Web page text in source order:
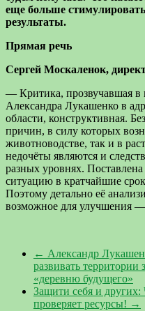
еще больше
результаты.
Прямая речь
Сергей Москаленок,
— Критика, прозвучавшая в
Александра Лукашенко в
области, конструктивная.
причин, в силу которых
животноводстве, так и в
недочёты являются и
разных уровнях. Поставлена
ситуацию в кратчайшие
Поэтому детально её
возможное для улучшения
← Александр
развивать территории
«деревню будущего»
Защити себя и
проверяет ресурсы! →